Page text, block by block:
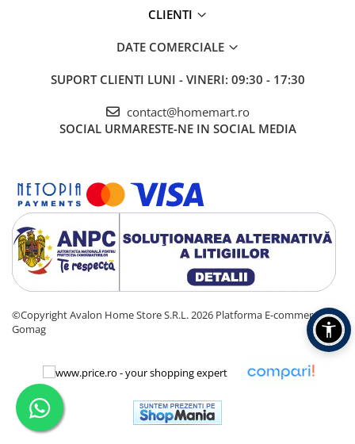
CLIENTI
DATE COMERCIALE
SUPORT CLIENTI LUNI - VINERI: 09:30 - 17:30
contact@homemart.ro
SOCIAL URMARESTE-NE IN SOCIAL MEDIA
©Copyright Avalon Home Store S.R.L. 2026 Platforma E-commerce by
Gomag